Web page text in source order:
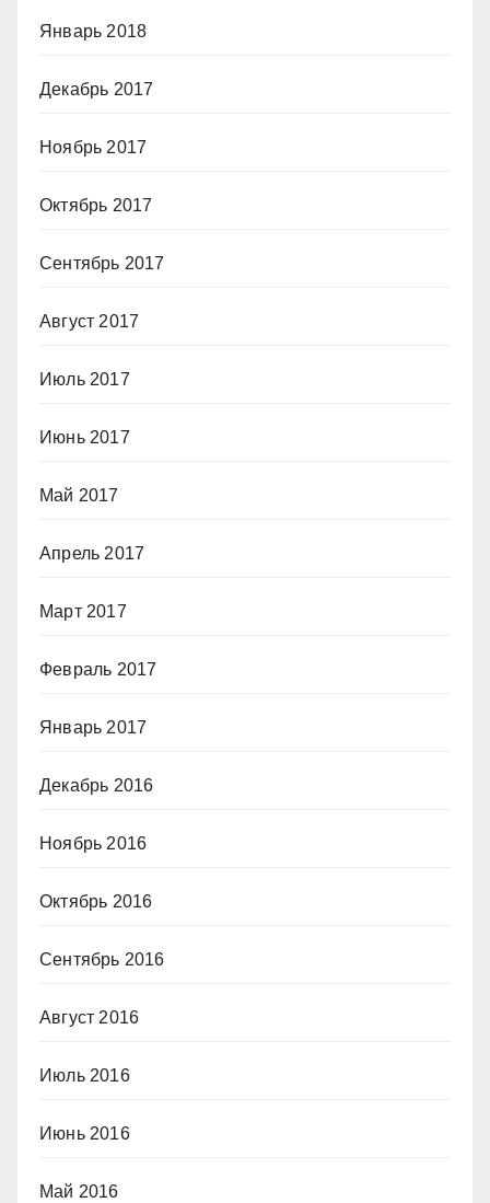
Январь 2018
Декабрь 2017
Ноябрь 2017
Октябрь 2017
Сентябрь 2017
Август 2017
Июль 2017
Июнь 2017
Май 2017
Апрель 2017
Март 2017
Февраль 2017
Январь 2017
Декабрь 2016
Ноябрь 2016
Октябрь 2016
Сентябрь 2016
Август 2016
Июль 2016
Июнь 2016
Май 2016